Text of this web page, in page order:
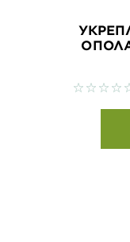
No